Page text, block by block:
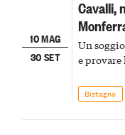
10 MAG
30 SET
Cavalli,
Un
e
Bistagno